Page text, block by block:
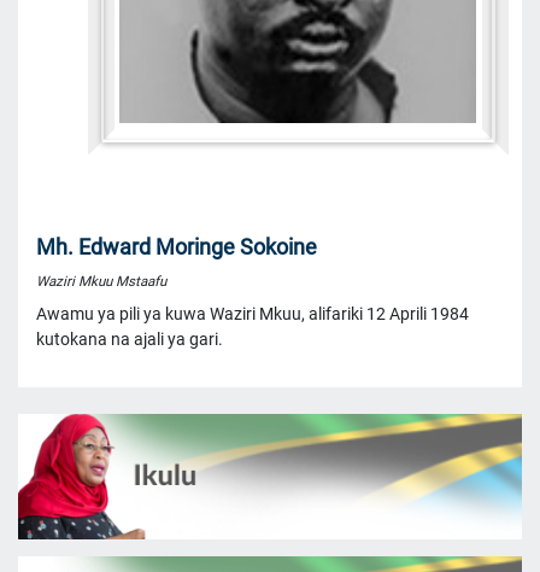
Mh. Edward Moringe Sokoine
Waziri Mkuu Mstaafu
Awamu ya pili ya kuwa Waziri Mkuu, alifariki 12 Aprili 1984
kutokana na ajali ya gari.